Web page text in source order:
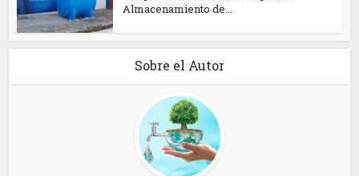
Almacenamiento de...
Sobre el Autor